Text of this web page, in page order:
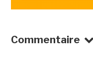
Commentaire